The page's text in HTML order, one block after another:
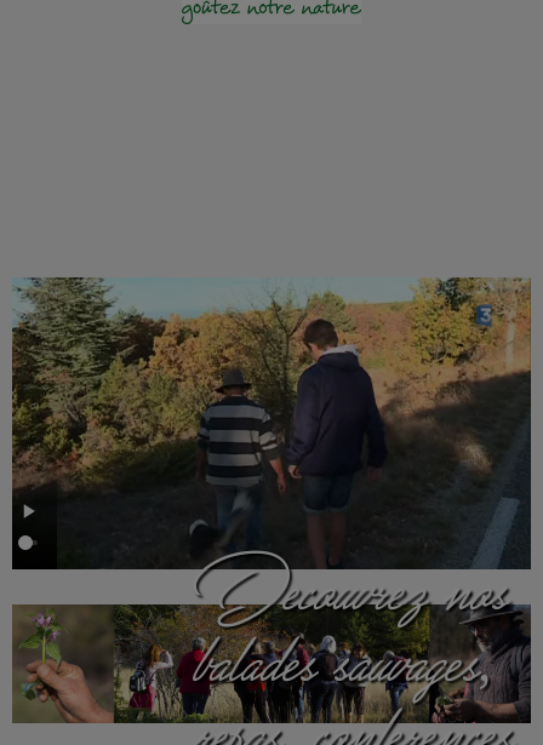
Découvrez nos
balades sauvages,